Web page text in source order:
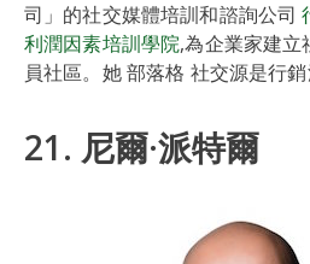
司」的社交媒體培訓和諮詢公司
利潤因素培訓學院,為企業家建立
員社區。她 部落格 社交源是行銷
21. 尼爾·派特爾